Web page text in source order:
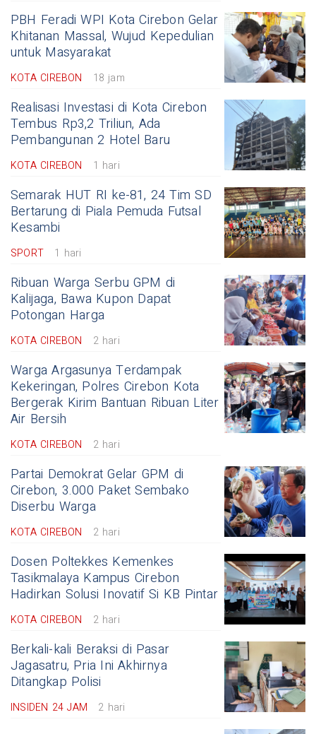
PBH Feradi WPI Kota Cirebon Gelar
Khitanan Massal, Wujud Kepedulian
untuk Masyarakat
KOTA CIREBON 18 jam
Realisasi Investasi di Kota Cirebon
Tembus Rp3,2 Triliun, Ada
Pembangunan 2 Hotel Baru
KOTA CIREBON 1 hari
Semarak HUT RI ke-81, 24 Tim SD
Bertarung di Piala Pemuda Futsal
Kesambi
SPORT 1 hari
Ribuan Warga Serbu GPM di
Kalijaga, Bawa Kupon Dapat
Potongan Harga
KOTA CIREBON 2 hari
Warga Argasunya Terdampak
Kekeringan, Polres Cirebon Kota
Bergerak Kirim Bantuan Ribuan Liter
Air Bersih
KOTA CIREBON 2 hari
Partai Demokrat Gelar GPM di
Cirebon, 3.000 Paket Sembako
Diserbu Warga
KOTA CIREBON 2 hari
Dosen Poltekkes Kemenkes
Tasikmalaya Kampus Cirebon
Hadirkan Solusi Inovatif Si KB Pintar
KOTA CIREBON 2 hari
Berkali-kali Beraksi di Pasar
Jagasatru, Pria Ini Akhirnya
Ditangkap Polisi
INSIDEN 24 JAM 2 hari